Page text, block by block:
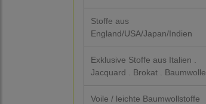
Stoffe aus
England/USA/Japan/Indien
Exklusive Stoffe aus Italien .
Jacquard . Brokat . Baumwolle
Voile / leichte Baumwollstoffe